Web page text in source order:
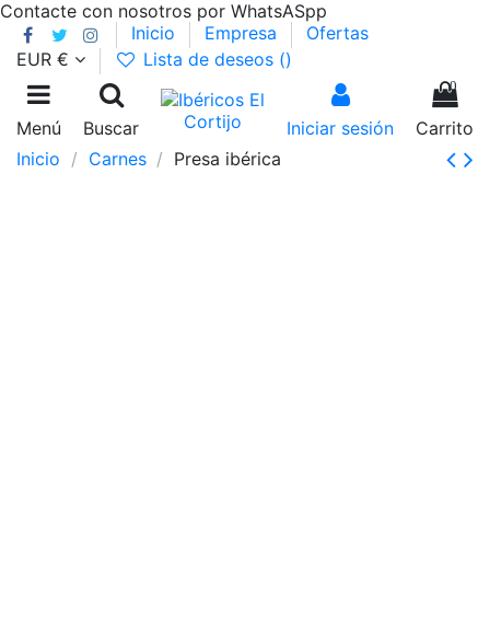
Contacte con nosotros por WhatsASpp
Inicio
Empresa
Ofertas
EUR €
Lista de deseos ()
Menú Buscar Iniciar sesión
0
Carrito
Inicio
Carnes Presa ibérica